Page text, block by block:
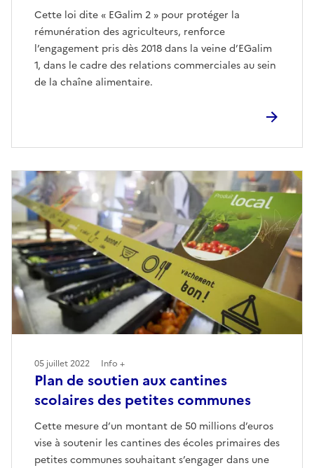
Cette loi dite « EGalim 2 » pour protéger la
rémunération des agriculteurs, renforce
l’engagement pris dès 2018 dans la veine d’EGalim
1, dans le cadre des relations commerciales au sein
de la chaîne alimentaire.
Plan de soutien aux cantines
scolaires des petites communes
Cette mesure d’un montant de 50 millions d’euros
vise à soutenir les cantines des écoles primaires des
petites communes souhaitant s’engager dans une
05 juillet 2022 Info +